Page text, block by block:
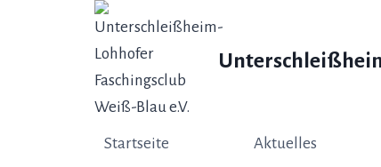
Startseite Aktuelles